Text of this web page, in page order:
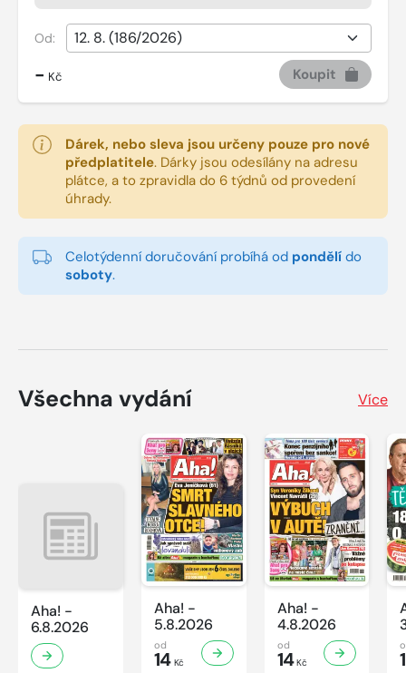
Od:
- Kč Koupit
Dárek, nebo sleva jsou určeny pouze pro nové
předplatitele. Dárky jsou odesílány na adresu
plátce, a to zpravidla do 6 týdnů od provedení
úhrady.
Celotýdenní doručování probíhá od pondělí do
soboty.
Všechna vydání Více
Aha! -
6.8.2026
Aha! -
5.8.2026
od
14Kč
Aha! -
4.8.2026
od
14Kč